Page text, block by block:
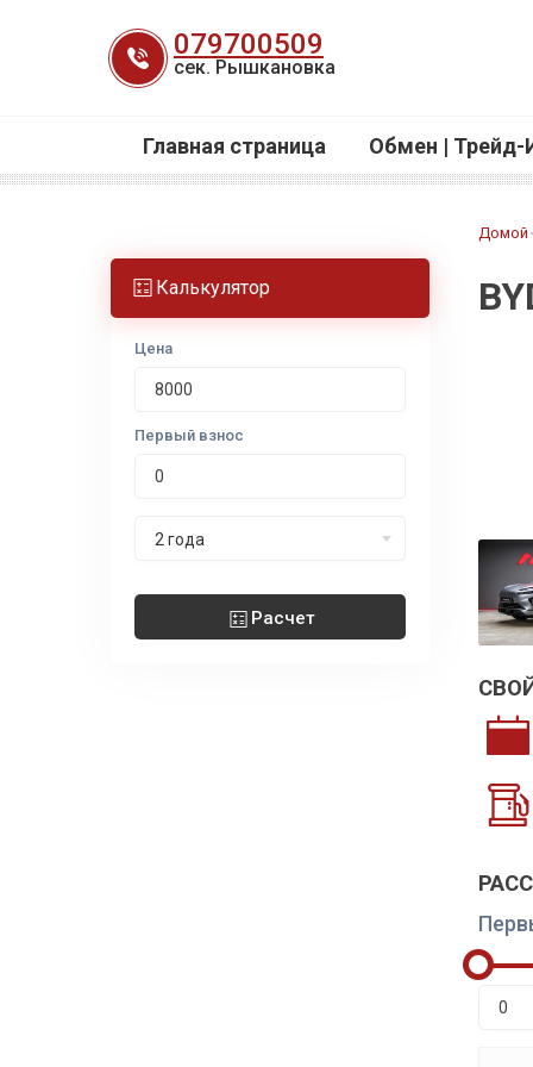
содержанию
079700509
сек. Рышкановка
Главная страница Обмен | Трейд-
Калькулятор
Цена
Первый взнос
2 года
Расчет
Домой